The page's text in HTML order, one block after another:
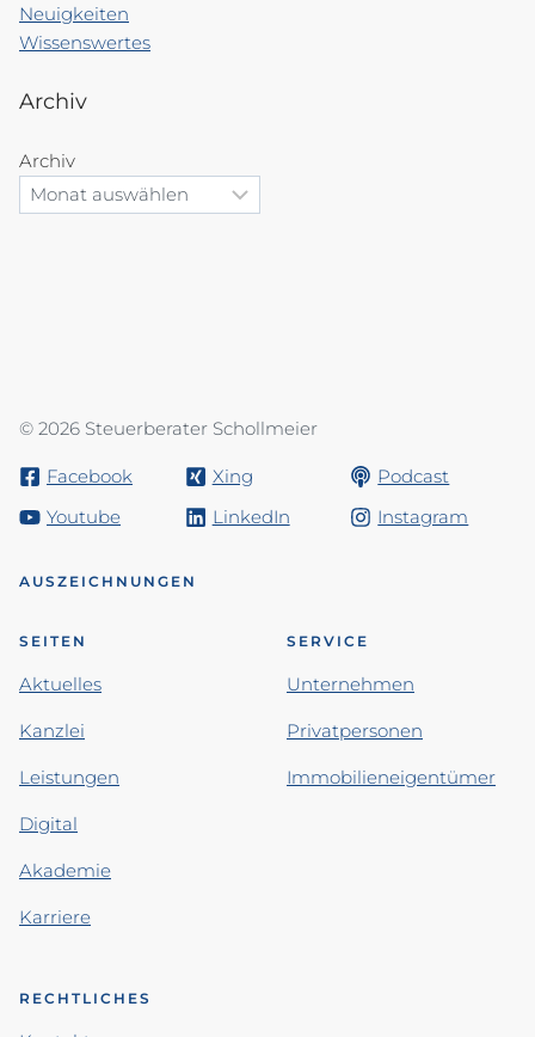
Neuigkeiten
Wissenswertes
Archiv
Archiv
© 2026 Steuerberater Schollmeier
Facebook Xing
Podcast
Youtube
LinkedIn Instagram
AUSZEICHNUNGEN
SEITEN
Aktuelles
Kanzlei
Leistungen
Digital
Akademie
Karriere
SERVICE
Unternehmen
Privatpersonen
Immobilieneigentümer
RECHTLICHES